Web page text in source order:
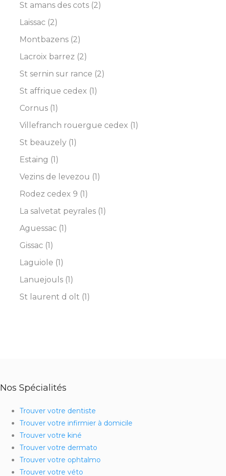
St amans des cots (2)
Laissac (2)
Montbazens (2)
Lacroix barrez (2)
St sernin sur rance (2)
St affrique cedex (1)
Cornus (1)
Villefranch rouergue cedex (1)
St beauzely (1)
Estaing (1)
Vezins de levezou (1)
Rodez cedex 9 (1)
La salvetat peyrales (1)
Aguessac (1)
Gissac (1)
Laguiole (1)
Lanuejouls (1)
St laurent d olt (1)
Nos Spécialités
Trouver votre dentiste
Trouver votre infirmier à domicile
Trouver votre kiné
Trouver votre dermato
Trouver votre ophtalmo
Trouver votre véto